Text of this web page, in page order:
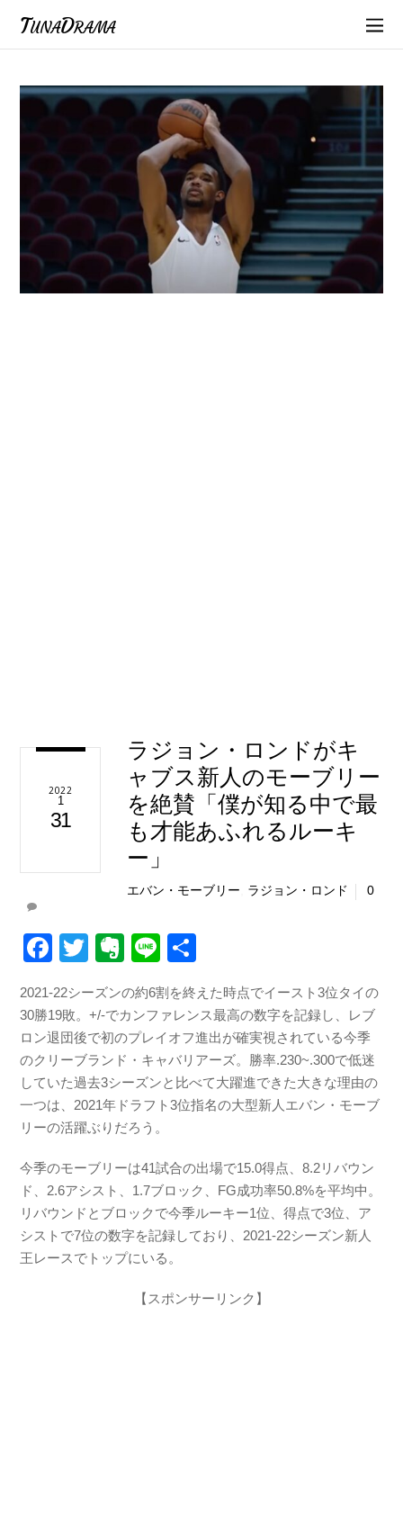
TunaDrama
2022
1
31
ラジョン・ロンドがキ
ャブス新人のモーブリー
を絶賛「僕が知る中で最
も才能あふれるルーキ
ー」
エバン・モーブリー ラジョン・ロンド 0
F
c
e
b
o
o
T
tt
er
E
er
n
ot
e
Li
e
2021-22シーズンの約6割を終えた時点でイースト3位タイの
30勝19敗。+/-でカンファレンス最高の数字を記録し、レブ
ロン退団後で初のプレイオフ進出が確実視されている今季
のクリーブランド・キャバリアーズ。勝率.230~.300で低迷
していた過去3シーズンと比べて大躍進できた大きな理由の
一つは、2021年ドラフト3位指名の大型新人エバン・モーブ
リーの活躍ぶりだろう。
今季のモーブリーは41試合の出場で15.0得点、8.2リバウン
ド、2.6アシスト、1.7ブロック、FG成功率50.8%を平均中。
リバウンドとブロックで今季ルーキー1位、得点で3位、ア
シストで7位の数字を記録しており、2021-22シーズン新人
王レースでトップにいる。
【スポンサーリンク】